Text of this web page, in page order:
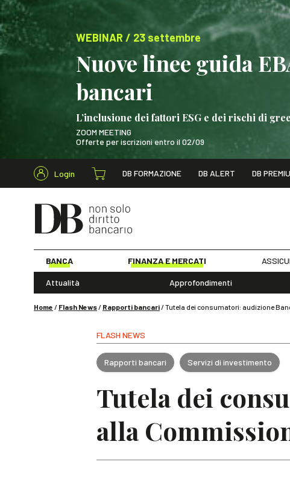
WEBINAR / 23 settembre
Nuove linee guida
bancari
L’inclusione dei fattori ESG e dei rischi di
ZOOM MEETING
Offerte per iscrizioni entro il 02/09
WEBINAR / 23 settembre
Login DB FORMAZIONE DB ALERT DB
Cerca nel sito
BANCA FINANZA E MERCATI
Attualità Approfondimenti
Home / Flash News/ Rapporti bancari/Tutela dei consumatori: audizione
FLASH NEWS
Rapporti bancari Servizi di investimento
Tutela dei
alla